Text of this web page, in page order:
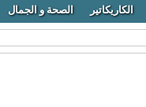
الكاريكاتير الصحة و الجمال